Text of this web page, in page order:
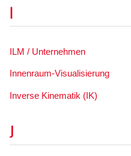
I
ILM / Unternehmen
Innenraum-Visualisierung
Inverse Kinematik (IK)
J